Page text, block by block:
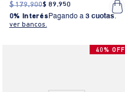
$ 179.900$ 89.950
0% Interés Pagando a 3 cuotas.
ver bancos.
40% OFF